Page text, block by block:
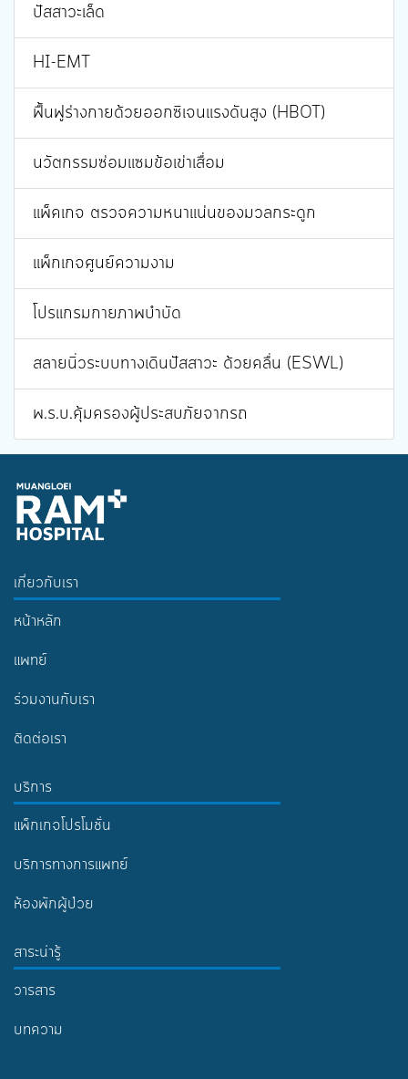
ปัสสาวะเล็ด
HI-EMT
ฟื้นฟูร่างกายด้วยออกซิเจนแรงดันสูง (HBOT)
นวัตกรรมซ่อมแซมข้อเข่าเสื่อม
แพ็คเกจ ตรวจความหนาแน่นของมวลกระดูก
แพ็กเกจศูนย์ความงาม
โปรแกรมกายภาพบำบัด
สลายนิ่วระบบทางเดินปัสสาวะ ด้วยคลื่น (ESWL)
พ.ร.บ.คุ้มครองผู้ประสบภัยจากรถ
เกี่ยวกับเรา
หน้าหลัก
แพทย์
ร่วมงานกับเรา
ติดต่อเรา
บริการ
แพ็กเกจโปรโมชั่น
บริการทางการแพทย์
ห้องพักผู้ป่วย
สาระน่ารู้
วารสาร
บทความ